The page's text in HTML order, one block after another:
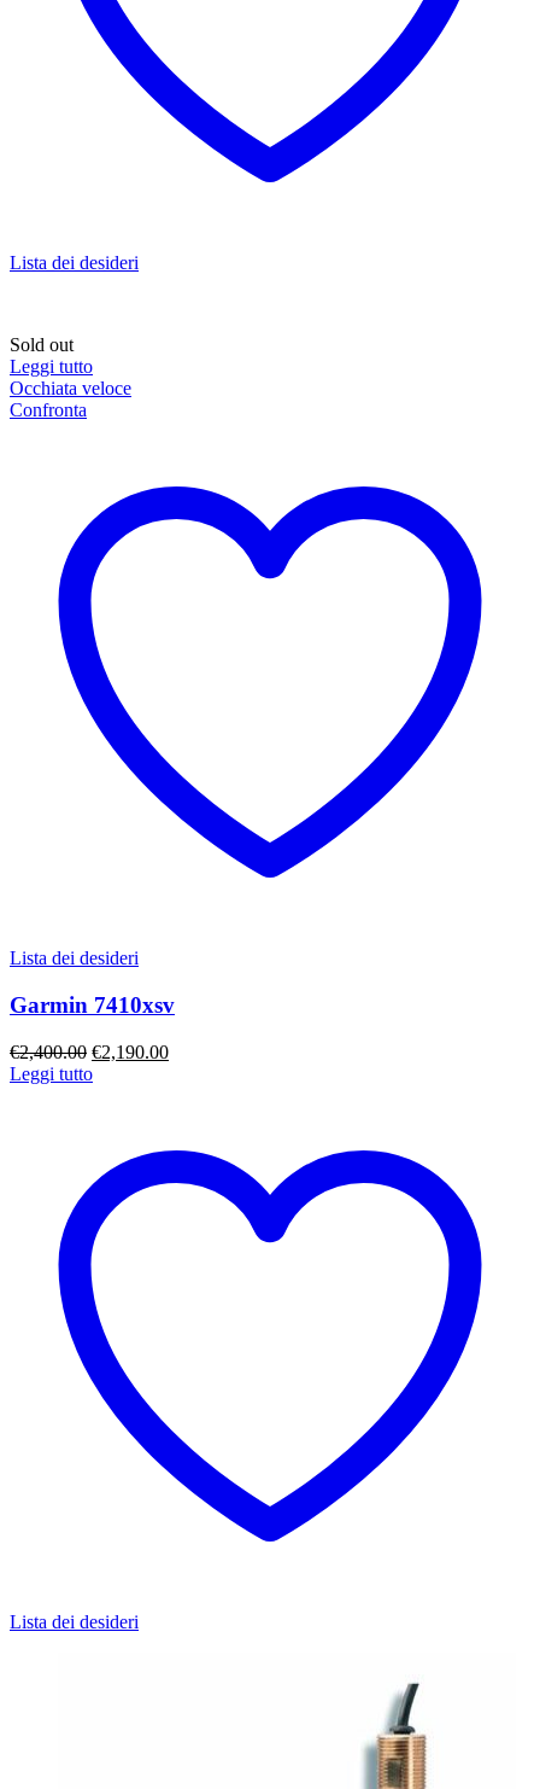
Lista dei desideri
Sold out
Leggi tutto
Occhiata veloce
Confronta
Lista dei desideri
Garmin 7410xsv
€2,400.00 Il
prezzo
€2,190.00Il
Leggi tutto
Lista dei desideri